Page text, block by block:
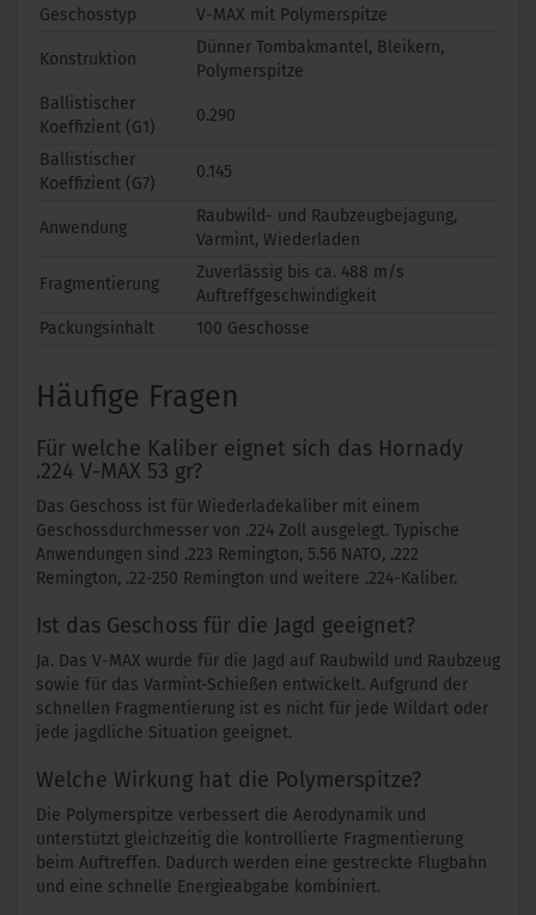
Geschosstyp V-MAX mit Polymerspitze
Konstruktion
Dünner Tombakmantel, Bleikern,
Polymerspitze
Ballistischer
Koeffizient (G1)
0.290
Ballistischer
Koeffizient (G7)
0.145
Anwendung
Raubwild- und Raubzeugbejagung,
Varmint, Wiederladen
Fragmentierung
Zuverlässig bis ca. 488 m/s
Auftreffgeschwindigkeit
Packungsinhalt
100 Geschosse
Häufige Fragen
Für welche Kaliber eignet sich das Hornady
.224 V-MAX 53 gr?
Das Geschoss ist für Wiederladekaliber mit einem
Geschossdurchmesser von .224 Zoll ausgelegt. Typische
Anwendungen sind .223 Remington, 5.56 NATO, .222
Remington, .22-250 Remington und weitere .224-Kaliber.
Ist das Geschoss für die Jagd geeignet?
Ja. Das V-MAX wurde für die Jagd auf Raubwild und Raubzeug
sowie für das Varmint-Schießen entwickelt. Aufgrund der
schnellen Fragmentierung ist es nicht für jede Wildart oder
jede jagdliche Situation geeignet.
Welche Wirkung hat die Polymerspitze?
Die Polymerspitze verbessert die Aerodynamik und
unterstützt gleichzeitig die kontrollierte Fragmentierung
beim Auftreffen. Dadurch werden eine gestreckte Flugbahn
und eine schnelle Energieabgabe kombiniert.